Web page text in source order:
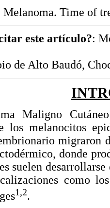
Melanoma. Time of
este artículo?:
de Alto Baudó,
Maligno
los melanocitos
migraron
donde
suelen
como
1,2.